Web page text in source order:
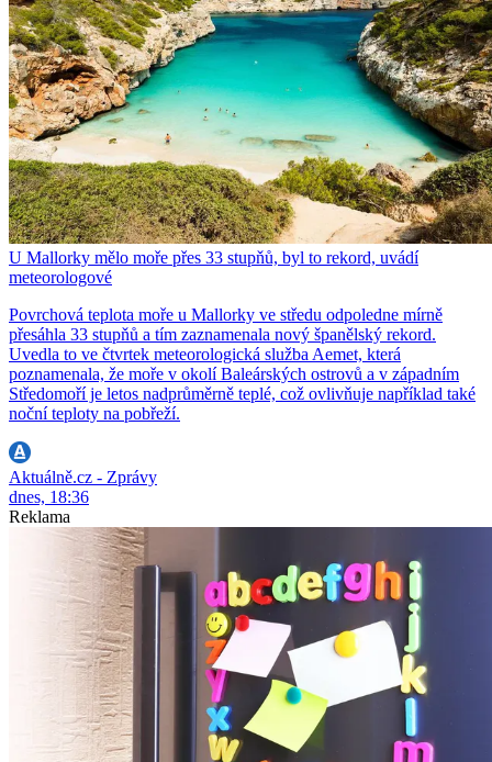
U Mallorky mělo moře přes 33 stupňů, byl to rekord, uvádí
meteorologové
Povrchová teplota moře u Mallorky ve středu odpoledne mírně
přesáhla 33 stupňů a tím zaznamenala nový španělský rekord.
Uvedla to ve čtvrtek meteorologická služba Aemet, která
poznamenala, že moře v okolí Baleárských ostrovů a v západním
Středomoří je letos nadprůměrně teplé, což ovlivňuje například také
noční teploty na pobřeží.
Aktuálně.cz - Zprávy
dnes, 18:36
Reklama